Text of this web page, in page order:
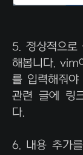
5. 정상적으로
해봅니다. vim
를 입력해줘
관련 글에 링
다.
6. 내용 추가